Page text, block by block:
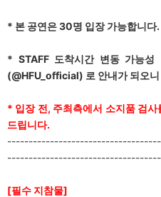
* 본 공연은 30명 입장 가능합니다
* STAFF 도착시간 변동 가능
(@HFU_official) 로 안내가 되오
* 입장 전, 주최측에서 소지품 검
드립니다.
[필수 지참물]